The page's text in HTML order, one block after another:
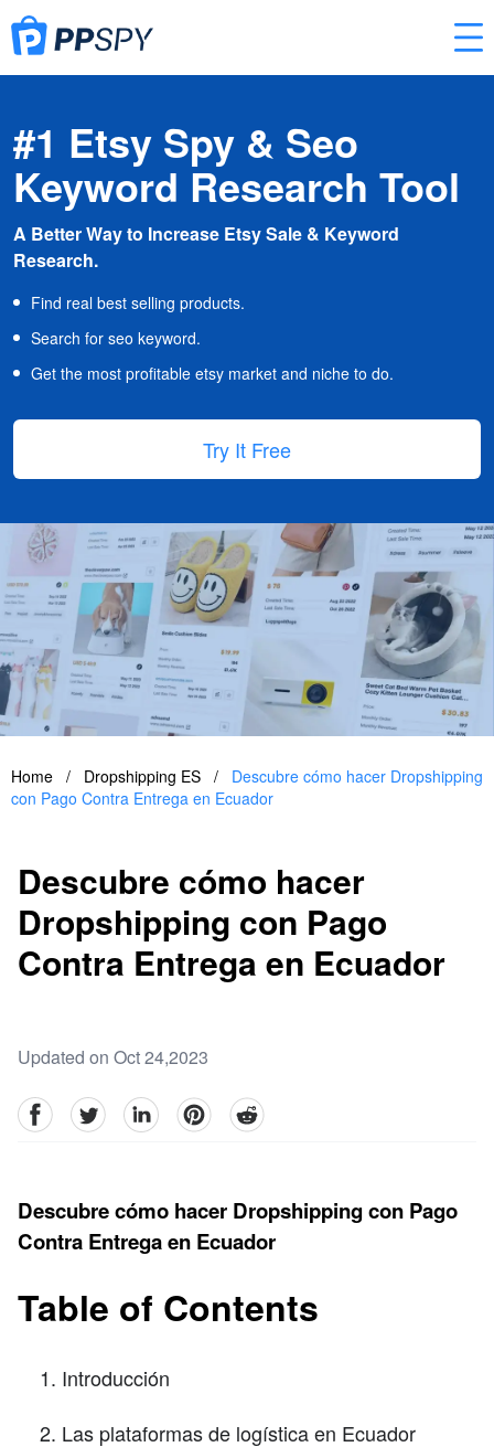
#1 Etsy Spy & Seo
Keyword Research Tool
A Better Way to Increase Etsy Sale & Keyword
Research.
Find real best selling products.
Search for seo keyword.
Get the most profitable etsy market and niche to do.
Try It Free
Home / Dropshipping ES /
Descubre cómo hacer Dropshipping
con Pago Contra Entrega en Ecuador
Descubre cómo hacer
Dropshipping con Pago
Contra Entrega en Ecuador
Updated on Oct 24,2023
facebookTwitter linkedinpinterestreddit
Descubre cómo hacer Dropshipping con Pago
Contra Entrega en Ecuador
Table of Contents
Introducción
Las plataformas de logística en Ecuador